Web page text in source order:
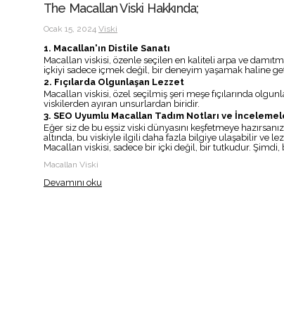
The Macallan Viski Hakkında;
Ocak 15, 2024 Viski
1. Macallan'ın Distile Sanatı
Macallan viskisi, özenle seçilen en kaliteli arpa ve
içkiyi sadece içmek değil, bir deneyim yaşamak haline
2. Fıçılarda Olgunlaşan Lezzet
Macallan viskisi, özel seçilmiş şeri meşe fıçılarında
viskilerden ayıran unsurlardan biridir.
3. SEO Uyumlu Macallan Tadım Notları ve
Eğer siz de bu eşsiz viski dünyasını keşfetmeye
altında, bu viskiyle ilgili daha fazla bilgiye ulaşabilir ve
Macallan viskisi, sadece bir içki değil, bir tutkudur. Şimdi,
Macallan Viski
Devamını oku